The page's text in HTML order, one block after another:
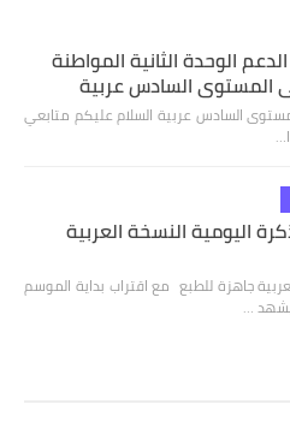
الوحدة الثانية المواطنة
المستوى السادس عربية
السادس عربية السلام عليكم متابعي
اليومية النسخة العربية
جاهزة للطبع مع اقتراب بداية الموسم